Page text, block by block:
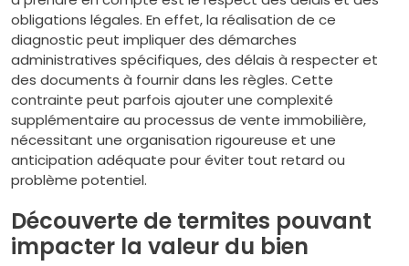
obligations légales. En effet, la réalisation de ce
diagnostic peut impliquer des démarches
administratives spécifiques, des délais à respecter et
des documents à fournir dans les règles. Cette
contrainte peut parfois ajouter une complexité
supplémentaire au processus de vente immobilière,
nécessitant une organisation rigoureuse et une
anticipation adéquate pour éviter tout retard ou
problème potentiel.
Découverte de termites pouvant
impacter la valeur du bien